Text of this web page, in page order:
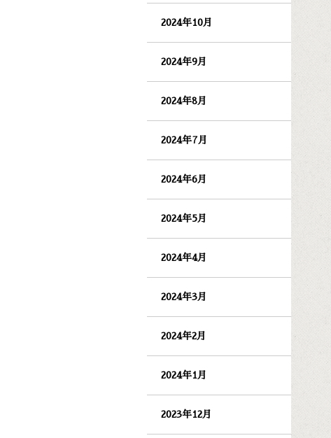
2024年10月
2024年9月
2024年8月
2024年7月
2024年6月
2024年5月
2024年4月
2024年3月
2024年2月
2024年1月
2023年12月